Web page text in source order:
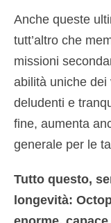
Anche queste
tutt’altro che
missioni
abilità uniche
deludenti e
fine, aumenta
generale per le
Tutto questo,
longevità: